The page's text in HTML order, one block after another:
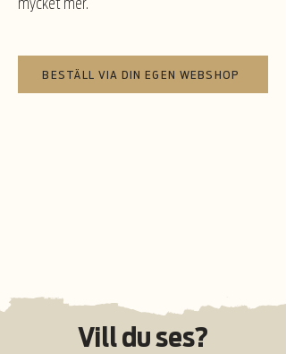
mycket mer.
BESTÄLL VIA DIN EGEN WEBSHOP
Vill du ses?